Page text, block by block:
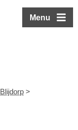
Menu
Blijdorp >